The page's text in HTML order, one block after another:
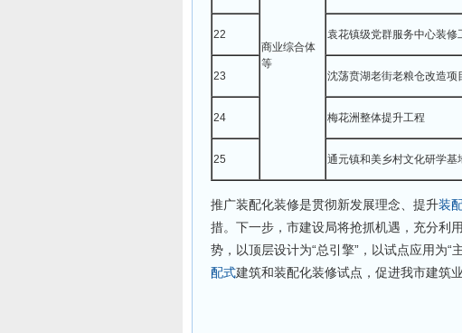
商业综合体
等
22 袁花镇级党群服务中心装修
23 沈荡贲湖老街老粮仓改造项
24 梅花洲整体提升工程
25 通元镇和美乡村文化研学基
推广装配化装修是贯彻新发展理念、提升装
措。下一步，市建设局将抢抓机遇，充分利
势，以顶层设计为“总引擎”，以试点应用为“
配式建筑和装配化装修试点，促进我市建筑